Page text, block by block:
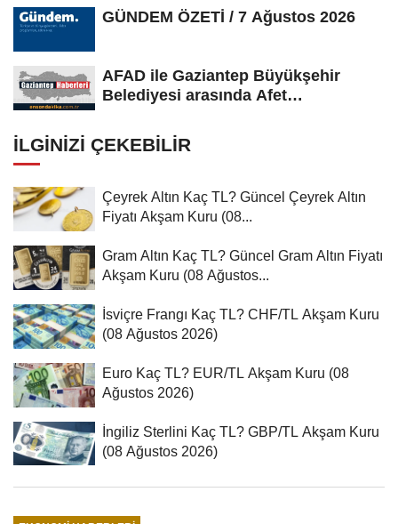
GÜNDEM ÖZETİ / 7 Ağustos 2026
AFAD ile Gaziantep Büyükşehir
Belediyesi arasında Afet
İLGINIZI ÇEKEBILIR
Çeyrek Altın Kaç TL? Güncel Çeyrek Altın
Fiyatı Akşam Kuru (08...
Gram Altın Kaç TL? Güncel Gram Altın Fiyatı
Akşam Kuru (08 Ağustos...
İsviçre Frangı Kaç TL? CHF/TL Akşam Kuru
(08 Ağustos 2026)
Euro Kaç TL? EUR/TL Akşam Kuru (08
Ağustos 2026)
İngiliz Sterlini Kaç TL? GBP/TL Akşam Kuru
(08 Ağustos 2026)